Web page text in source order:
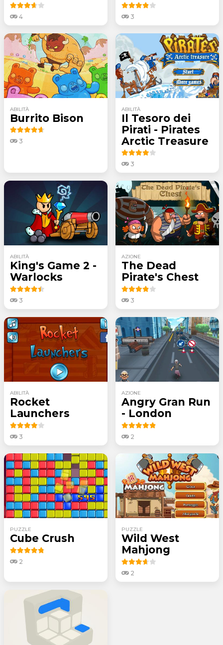
4 3
ABILITÀ
Burrito Bison
3
ABILITÀ
Il Tesoro dei
Pirati - Pirates
Arctic Treasure
3
ABILITÀ
King's Game 2 -
Warlocks
3
AZIONE
The Dead
Pirate's Chest
3
ABILITÀ
Rocket
Launchers
3
AZIONE
Angry Gran Run
- London
2
PUZZLE
Cube Crush
2
PUZZLE
Wild West
Mahjong
2